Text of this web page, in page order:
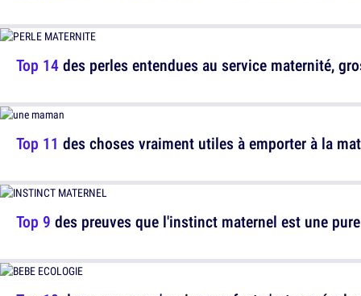
Top 11 des choses vraiment utiles à emporter à la
Top 14des perles entendues au service maternité,
Top 9 des preuves que l'instinct maternel est une